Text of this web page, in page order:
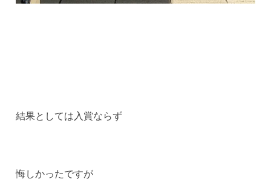
結果としては入賞ならず
悔しかったですが